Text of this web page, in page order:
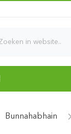
Bunnahabhain